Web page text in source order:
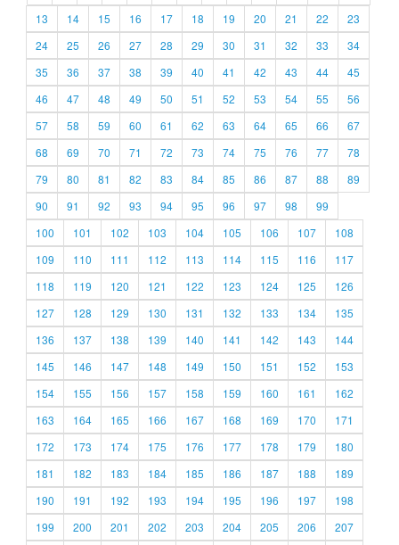
13
14 15 16 17 18 19 20 21 22
23
24
25 26 27 28 29 30 31 32 33
34
35
36 37 38 39 40 41 42 43 44
45
46
47 48 49 50 51 52 53 54 55
56
57
58 59 60 61 62 63 64 65 66
67
68
69 70 71 72 73 74 75 76 77
78
79
80 81 82 83 84 85 86 87 88
89
90
91 92 93 94 95 96 97 98
99
100
101 102 103 104 105 106 107
108
109
110 111 112 113 114 115 116
117
118
119 120 121 122 123 124 125
126
127
128 129 130 131 132 133 134
135
136
137 138 139 140 141 142 143
144
145
146 147 148 149 150 151 152
153
154
155 156 157 158 159 160 161
162
163
164 165 166 167 168 169 170
171
172
173 174 175 176 177 178 179
180
181
182 183 184 185 186 187 188
189
190
191 192 193 194 195 196 197
198
199
200 201 202 203 204 205 206
207